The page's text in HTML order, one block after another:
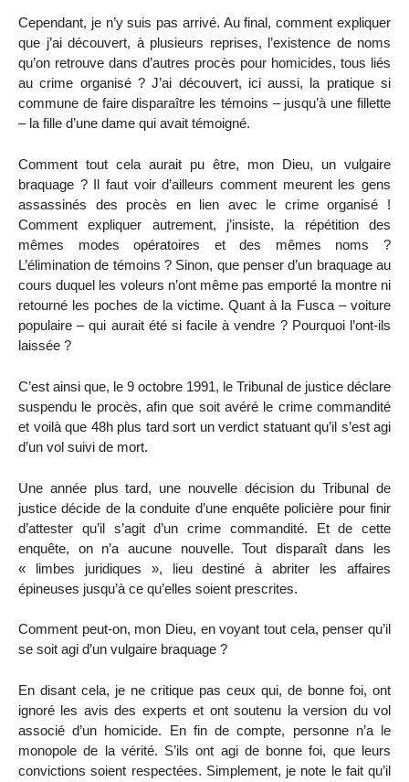
Cependant, je n’y suis pas arrivé. Au final, comment expliquer
que j’ai découvert, à plusieurs reprises, l’existence de noms
qu’on retrouve dans d’autres procès pour homicides, tous liés
au crime organisé ? J’ai découvert, ici aussi, la pratique si
commune de faire disparaître les témoins – jusqu’à une fillette
– la fille d’une dame qui avait témoigné.
Comment tout cela aurait pu être, mon Dieu, un vulgaire
braquage ? Il faut voir d’ailleurs comment meurent les gens
assassinés des procès en lien avec le crime organisé !
Comment expliquer autrement, j’insiste, la répétition des
mêmes modes opératoires et des mêmes noms ?
L’élimination de témoins ? Sinon, que penser d’un braquage au
cours duquel les voleurs n’ont même pas emporté la montre ni
retourné les poches de la victime. Quant à la Fusca – voiture
populaire – qui aurait été si facile à vendre ? Pourquoi l’ont-ils
laissée ?
C’est ainsi que, le 9 octobre 1991, le Tribunal de justice déclare
suspendu le procès, afin que soit avéré le crime commandité
et voilà que 48h plus tard sort un verdict statuant qu’il s’est agi
d’un vol suivi de mort.
Une année plus tard, une nouvelle décision du Tribunal de
justice décide de la conduite d’une enquête policière pour finir
d’attester qu’il s’agit d’un crime commandité. Et de cette
enquête, on n’a aucune nouvelle. Tout disparaît dans les
« limbes juridiques », lieu destiné à abriter les affaires
épineuses jusqu’à ce qu’elles soient prescrites.
Comment peut-on, mon Dieu, en voyant tout cela, penser qu’il
se soit agi d’un vulgaire braquage ?
En disant cela, je ne critique pas ceux qui, de bonne foi, ont
ignoré les avis des experts et ont soutenu la version du vol
associé d’un homicide. En fin de compte, personne n’a le
monopole de la vérité. S’ils ont agi de bonne foi, que leurs
convictions soient respectées. Simplement, je note le fait qu’il